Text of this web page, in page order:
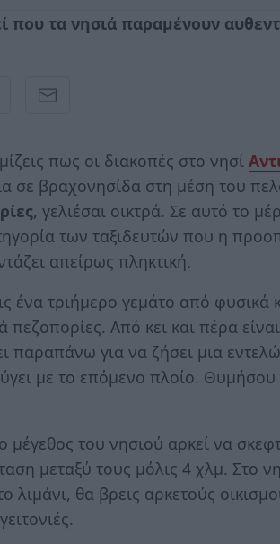
που τα νησιά παραμένουν
πως οι διακοπές στο νησί
σε βραχονησίδα στη μέση του
, γελιέσαι οικτρά. Σε αυτό το
των ταξιδευτών που η
απείρως πληκτική.
ένα τριήμερο γεμάτο από φυσικά
πεζοπορίες. Από κει και πέρα
παραπάνω για να ζήσει μια
με το επόμενο πλοίο.
μέγεθος του νησιού αρκεί να
μεταξύ τους μόλις 4 χλμ. Στο
λιμάνι, θα βρεις αρκετούς